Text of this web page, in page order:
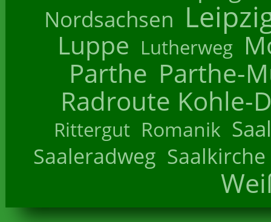
Nordsachsen
Luppe Lutherweg
Parthe Parthe-
Radroute Kohle-
Rittergut Romanik
Saaleradweg Saalkirche